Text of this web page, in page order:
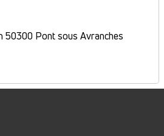
50300 Pont sous Avranches